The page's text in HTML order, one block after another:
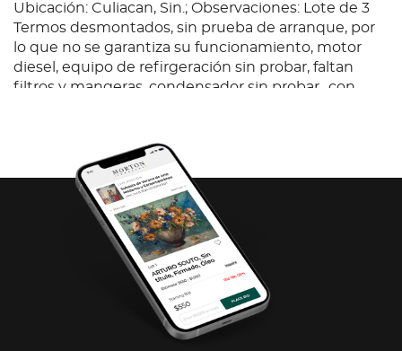
Ubicación: Culiacan, Sin.; Observaciones: Lote de 3
Termos desmontados, sin prueba de arranque, por
lo que no se garantiza su funcionamiento, motor
diesel, equipo de refirgeración sin probar, faltan
filtros y mangeras, condensador sin probar., con